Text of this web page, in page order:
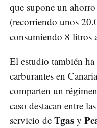
que supone un
(recorriendo unos
consumiendo 8 litros
El estudio también
carburantes en
comparten un
caso destacan entre
servicio de Tgas y